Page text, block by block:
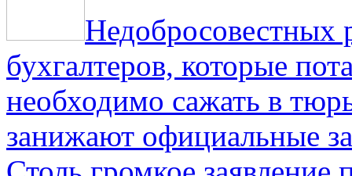
Недобросовестных
бухгалтеров, которые
необходимо сажать в
занижают официальные